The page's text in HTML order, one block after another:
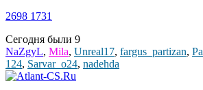
2698 1731
Сегодня были 9
NaZgyL, Mila, Unreal17, fargus_partizan,
124, Sarvar_o24, nadehda